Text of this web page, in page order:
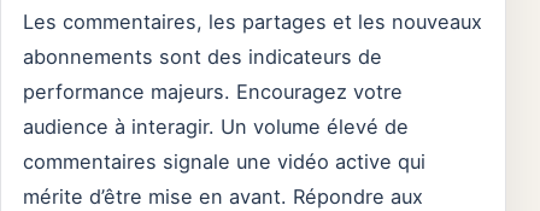
Les commentaires, les partages et les nouveaux
abonnements sont des indicateurs de
performance majeurs. Encouragez votre
audience à interagir. Un volume élevé de
commentaires signale une vidéo active qui
mérite d’être mise en avant. Répondre aux